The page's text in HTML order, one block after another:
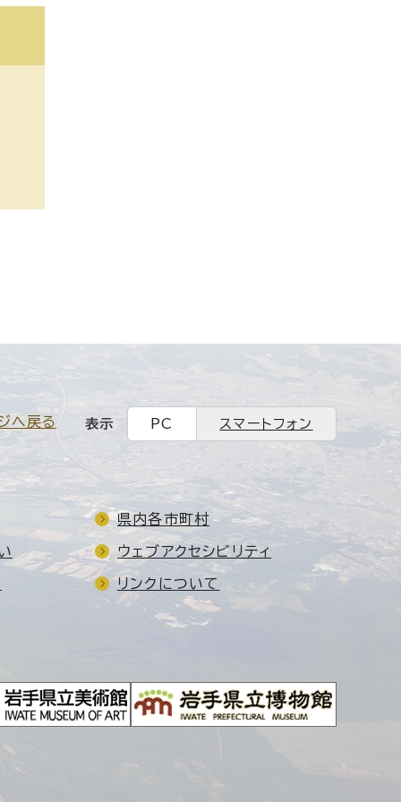
へ戻る 表示 PC スマートフォン
県内各市町村
ウェブアクセシビリティ
リンクについて